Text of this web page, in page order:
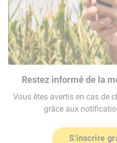
Restez informé de la
Vous êtes avertis en cas de
grâce aux
S'inscrire